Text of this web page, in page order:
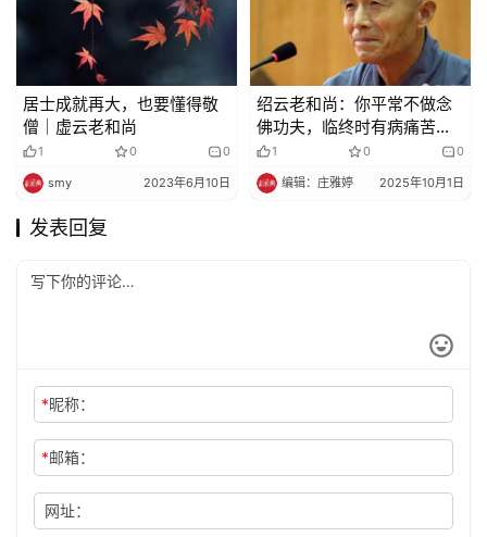
居士成就再大，也要懂得敬
僧｜虚云老和尚
1 0 0
smy 2023年6月10日
绍云老和尚：你平常不做念
佛功夫，临终时有病痛苦的
时候，更不会念佛，平时怎
么念呢？
1 0 0
编辑：庄雅婷 2025年10月1日
发表回复
*昵称：
*邮箱：
网址：